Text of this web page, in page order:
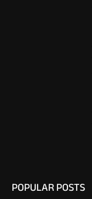
POPULAR POSTS